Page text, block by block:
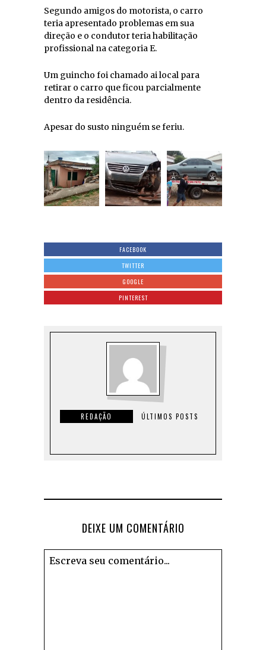
Segundo amigos do motorista, o carro
teria apresentado problemas em sua
direção e o condutor teria habilitação
profissional na categoria E.
Um guincho foi chamado ai local para
retirar o carro que ficou parcialmente
dentro da residência.
Apesar do susto ninguém se feriu.
FACEBOOK
TWITTER
GOOGLE
PINTEREST
REDAÇÃO ÚLTIMOS POSTS
DEIXE UM COMENTÁRIO